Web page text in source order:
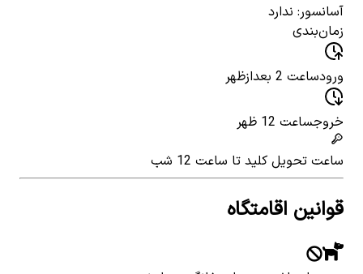
آسانسور: ندارد
زمان‌بندی
ورودساعت 2 بعدازظهر
خروجساعت 12 ظهر
ساعت تحویل کلید تا ساعت 12 شب
قوانین اقامتگاه